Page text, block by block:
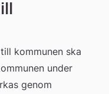
kommunen ska
under
genom